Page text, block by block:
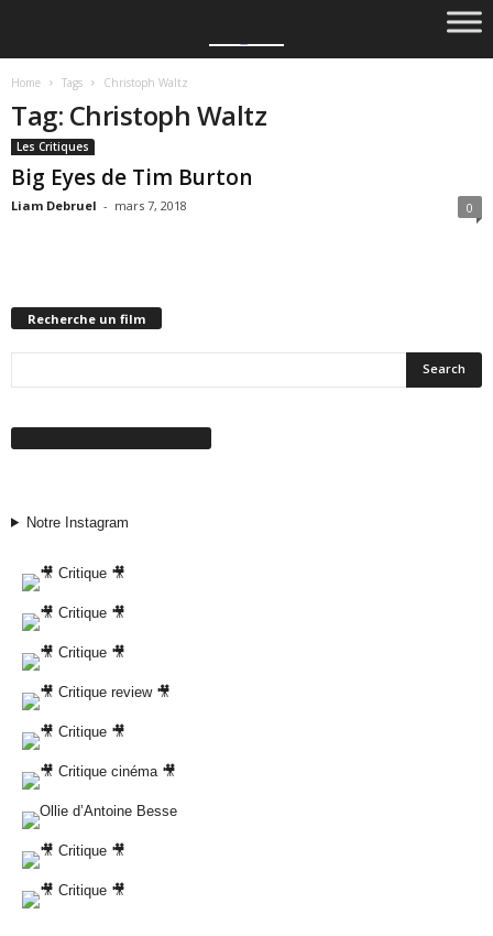
Home Tags Christoph Waltz
Tag: Christoph Waltz
Les Critiques
Big Eyes de Tim Burton
Liam Debruel - mars 7, 2018 0
Recherche un film
Notre Instagram